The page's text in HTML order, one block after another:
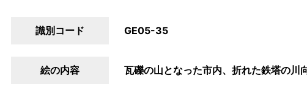
識別コード GE05-35
絵の内容 瓦礫の山となった市内、折れた鉄塔の川